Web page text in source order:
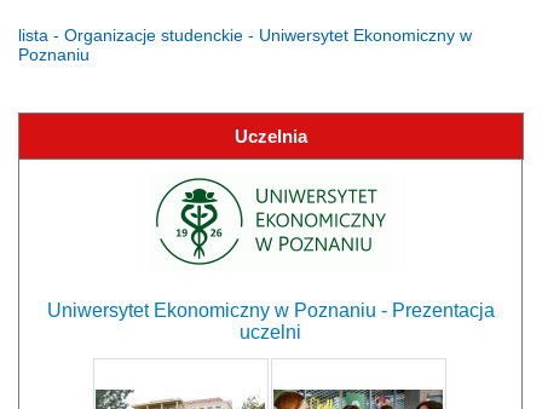
lista - Organizacje studenckie - Uniwersytet Ekonomiczny w
Poznaniu
Uczelnia
Uniwersytet Ekonomiczny w Poznaniu - Prezentacja
uczelni